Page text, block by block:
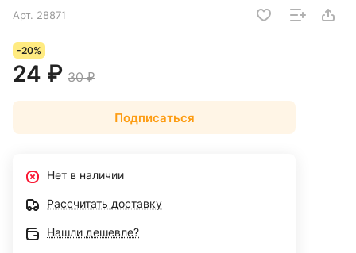
Арт. 28871
-20%
24 ₽ 30 ₽
Подписаться
Нет в наличии
Рассчитать доставку
Нашли дешевле?